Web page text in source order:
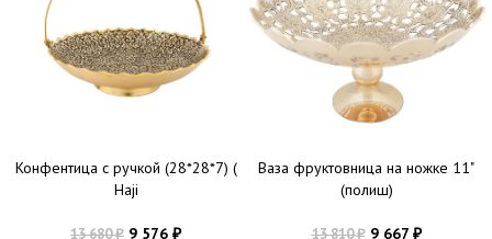
Конфентица с ручкой (28*28*7) (
Haji
13 680₽ 9 576 ₽
Ваза фруктовница на ножке 11"
(полиш)
13 810₽9 667 ₽